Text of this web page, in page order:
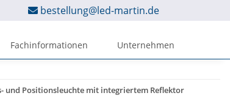
bestellung@led-martin.de
Fachinformationen Unternehmen
und Positionsleuchte mit integriertem Reflektor